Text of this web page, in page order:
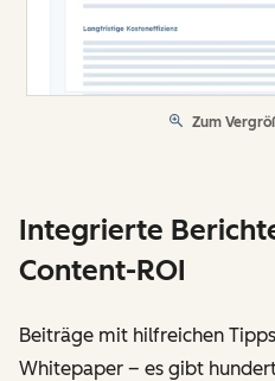
Zum
Integrierte
Content-ROI
Beiträge mit hilfreichen
Whitepaper – es gibt